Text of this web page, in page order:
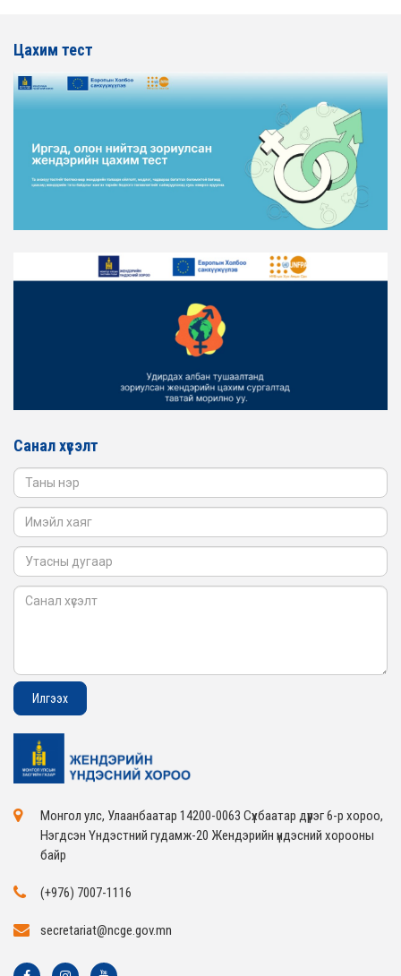
ЖЕНДЭРИЙН ҮНДЭСНИЙ ХОРООНЫ АЖЛЫН АЛБАНЫ
ТӨЛӨӨЛӨЛ ХОТ БАЙГУУЛАЛТ, БАРИЛГА, ОРОН
СУУЦЖУУЛАЛТЫН ЯАМАНД АЖИЛЛАВ
2026-02-16
ЖЕНДЭРИЙН ЭРХ ТЭГШ БАЙДЛЫГ ХАНГАХ ҮЙЛ
АЖИЛЛАГААГ ЭРЧИМЖҮҮЛЭХ САРЫН ХУВААРЬТАЙ
2026-02-16
ТӨЛӨӨЛӨЛ ЗАМ ТЭЭВРИЙН ЯАМАНД АЖИЛЛАВ
ЖЕНДЭРИЙН ҮНДЭСНИЙ ХОРООНЫ АЖЛЫН АЛБАНЫ
ТӨЛӨӨЛӨЛ БАТЛАН ХАМГААЛАХ ЯАМАНД
Цахим тест
Санал хүсэлт
Монгол улс, Улаанбаатар 14200-0063 Сүхбаатар дүүрэг 6-р хороо,
Нэгдсэн Үндэстний гудамж-20 Жендэрийн үндэсний хорооны
байр
(+976) 7007-1116
secretariat@ncge.gov.mn